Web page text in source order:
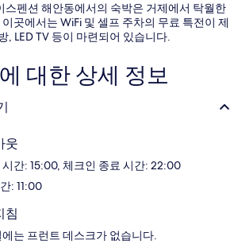
스펜션 해안동에서의 숙박은 거제에서 탁월한
곳에서는 WiFi 및 셀프 주차의 무료 특전이 제
, LED TV 등이 마련되어 있습니다.
대한 상세 정보
웃
간: 15:00, 체크인 종료 시간: 22:00
: 11:00
침
는 프런트 데스크가 없습니다.